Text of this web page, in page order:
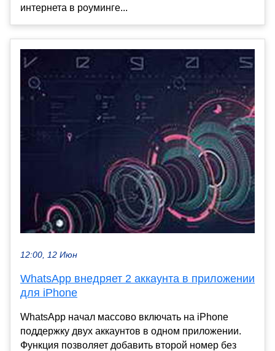
интернета в роуминге...
12:00, 12 Июн
WhatsApp внедряет 2 аккаунта в приложении
для iPhone
WhatsApp начал массово включать на iPhone
поддержку двух аккаунтов в одном приложении.
Функция позволяет добавить второй номер без